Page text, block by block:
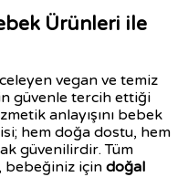
Ürünleri ile
vegan ve temiz
güvenle tercih ettiği
anlayışını bebek
hem doğa dostu, hem
güvenilirdir. Tüm
bebeğiniz için doğal